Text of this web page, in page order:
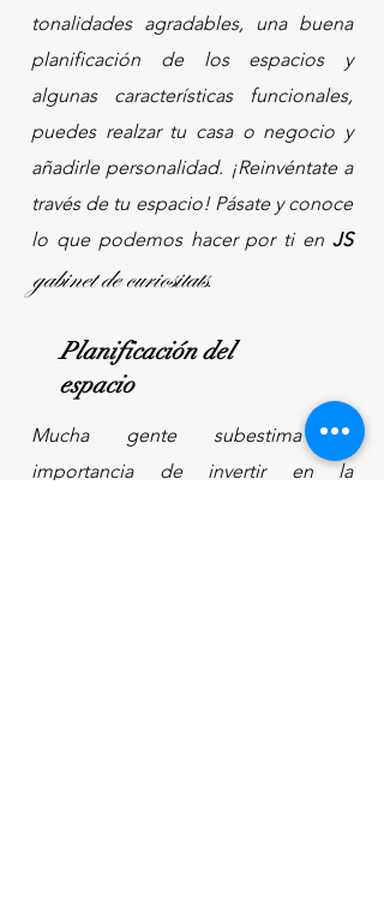
tonalidades agradables, una buena
planificación de los espacios y
algunas características funcionales,
puedes realzar tu casa o negocio y
añadirle personalidad. ¡Reinvéntate a
través de tu espacio! Pásate y conoce
lo que podemos hacer por ti en JS
gabinet de curiositats.
Planificación del
espacio
Mucha gente subestima la
importancia de invertir en la